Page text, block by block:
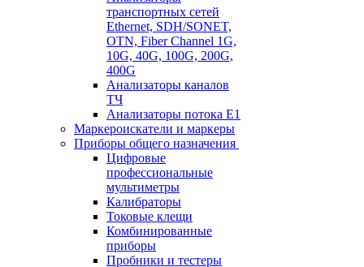
транспортных сетей
Ethernet, SDH/SONET,
OTN, Fiber Channel 1G,
10G, 40G, 100G, 200G,
400G
Анализаторы каналов
ТЧ
Анализаторы потока Е1
Маркероискатели и маркеры
Приборы общего назначения
Цифровые
профессиональные
мультиметры
Калибраторы
Токовые клещи
Комбинированные
приборы
Пробники и тестеры